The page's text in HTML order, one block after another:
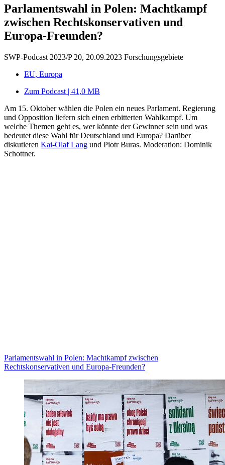
Parlamentswahl in Polen: Machtkampf
zwischen Rechtskonservativen und
Europa-Freunden?
SWP-Podcast 2023/P 20, 20.09.2023 Forschungsgebiete
EU, Europa
Zum Podcast | 41,0 MB
Am 15. Oktober wählen die Polen ein neues Parlament. Regierung
und Opposition liefern sich einen erbitterten Wahlkampf. Um
welche Themen geht es, wer könnte der Gewinner sein und was
bedeutet diese Wahl für Deutschland und Europa? Darüber
diskutieren Kai-Olaf Lang und Piotr Buras. Moderation: Dominik
Schottner.
Parlamentswahl in Polen: Machtkampf zwischen
Rechtskonservativen und Europa-Freunden?